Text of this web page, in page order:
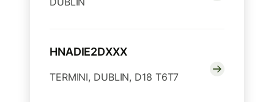
HNADIE2DXXX
TERMINI, DUBLIN, D18 T6T7